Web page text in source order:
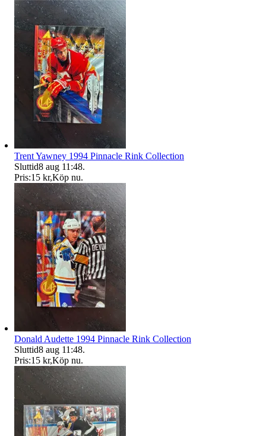
Trent Yawney 1994 Pinnacle Rink Collection
Sluttid8 aug 11:48.
Pris:15 kr,Köp nu.
Donald Audette 1994 Pinnacle Rink Collection
Sluttid8 aug 11:48.
Pris:15 kr,Köp nu.